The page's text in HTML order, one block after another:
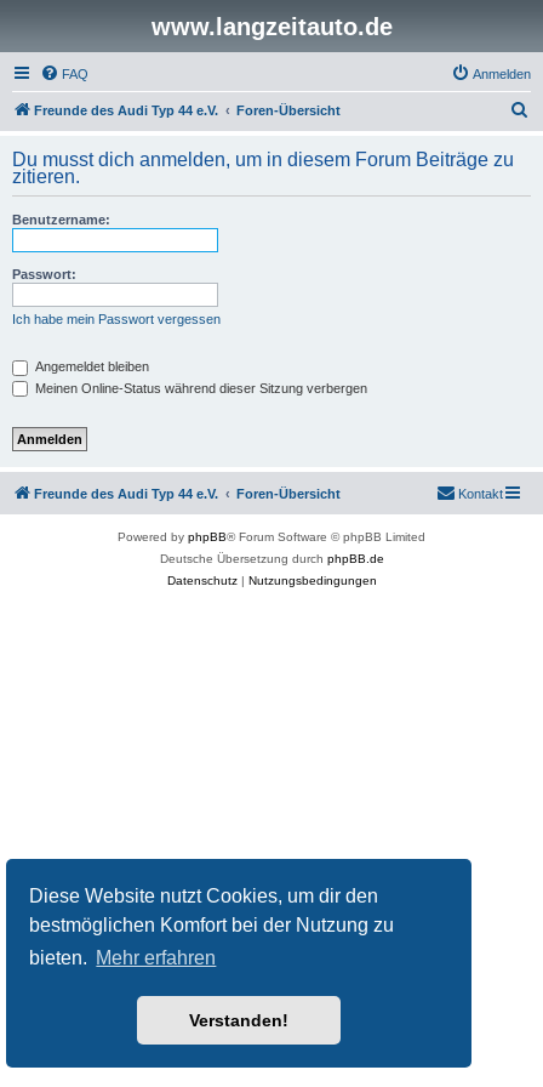
Diese Website nutzt Cookies, um dir den
bestmöglichen Komfort bei der Nutzung zu
bieten. Mehr erfahren
Verstanden!
www.langzeitauto.de
FAQ Anmelden
Freunde des Audi Typ 44 e.V. Foren-Übersicht
h
Du musst dich anmelden, um in diesem Forum Beiträge zu
zitieren.
Benutzername:
Passwort:
Ich habe mein Passwort vergessen
Angemeldet bleiben
Meinen Online-Status während dieser Sitzung verbergen
Freunde des Audi Typ 44 e.V. Foren-Übersicht Kontakt
Powered by phpBB® Forum Software © phpBB Limited
Deutsche Übersetzung durch phpBB.de
Datenschutz| Nutzungsbedingungen